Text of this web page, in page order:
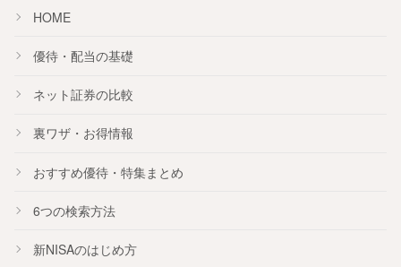
HOME
優待・配当の基礎
ネット証券の比較
裏ワザ・お得情報
おすすめ優待・ 特集まとめ
6つの検索方法
新NISAのはじめ方